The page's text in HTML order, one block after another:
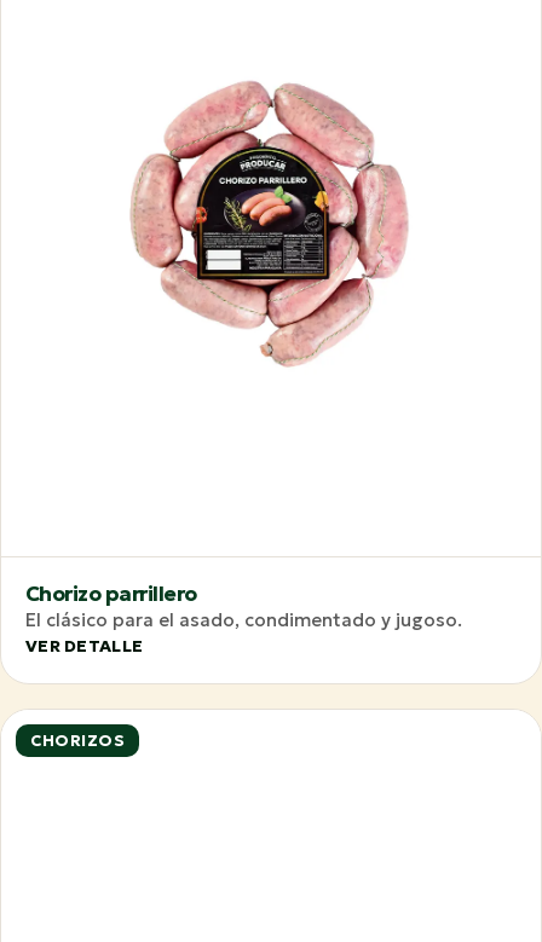
Chorizo parrillero
El clásico para el asado, condimentado y jugoso.
VER DETALLE
CHORIZOS